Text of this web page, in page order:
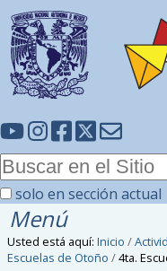
solo en sección actual
Menú
Usted está aquí: Inicio /
Escuelas de Otoño /4ta.